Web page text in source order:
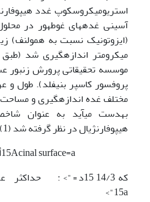
استریومیکروسکوپ غدد
(ایزوتونیک نسبت به همولنف)
میکرومتر اندازه­گیری شد
موسسه تحقیقاتی پرورش زنبور
مختلف غده اندازه­گیری و مساحت
به­دست می­آید به عنوان
هیپوفارنژیال در نظر گرفته ­شد (1).
15Acinal surface=aأ—b2أ—د€">
که 14/3
15د€"> : حداکثر عرض b: حداکثر طول :
15a">